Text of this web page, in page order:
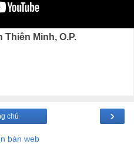
Thiên Minh, O.P.
›
chủ
bản web